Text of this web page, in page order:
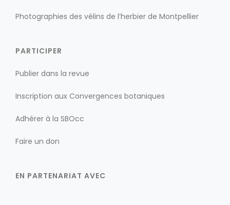
Photographies des vélins de l’herbier de Montpellier
PARTICIPER
Publier dans la revue
Inscription aux Convergences botaniques
Adhérer à la SBOcc
Faire un don
EN PARTENARIAT AVEC